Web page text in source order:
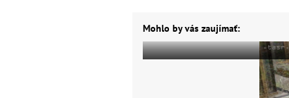
Mohlo by vás zaujímať: